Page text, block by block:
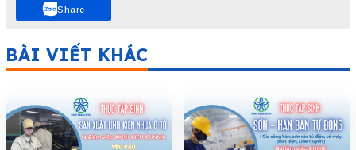
Share
BÀI VIẾT KHÁC